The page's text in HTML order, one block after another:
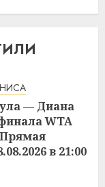
— Диана
WTA
Прямая
в 21:00